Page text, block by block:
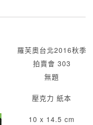
羅芙奧台北2016秋季
拍賣會 303
無題
壓克力 紙本
10 x 14.5 cm